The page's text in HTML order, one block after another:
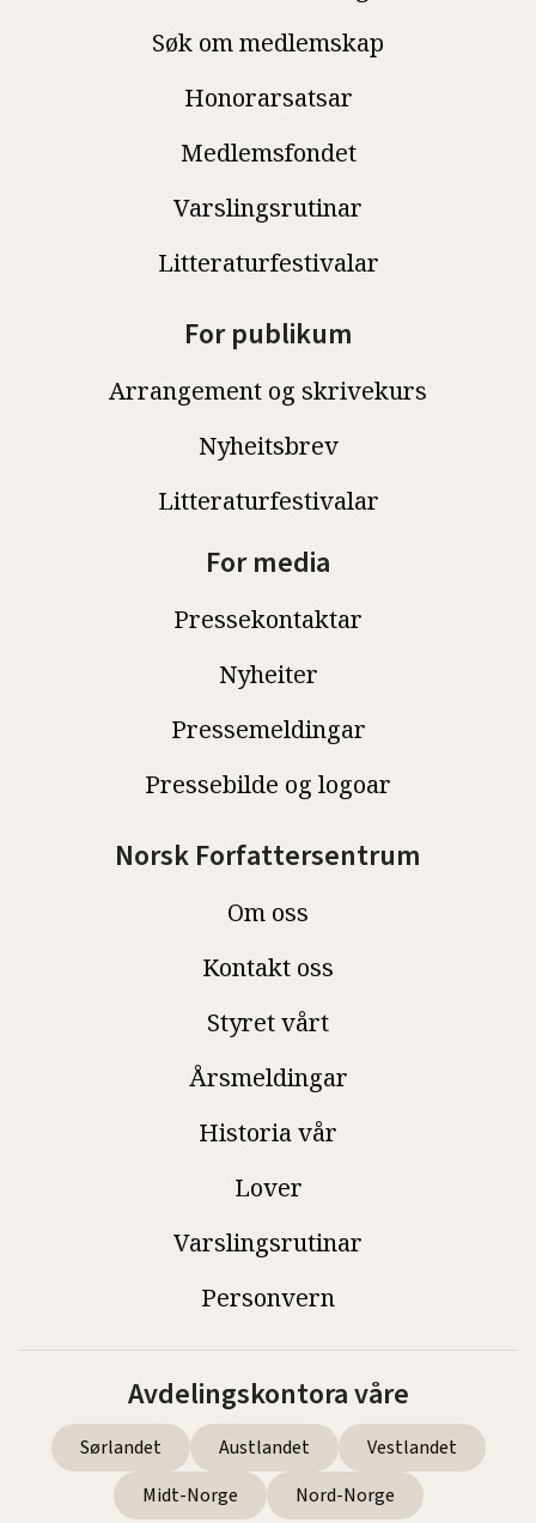
Søk om medlemskap
Honorarsatsar
Medlemsfondet
Varslingsrutinar
Litteraturfestivalar
For publikum
Arrangement og skrivekurs
Nyheitsbrev
Litteraturfestivalar
For media
Pressekontaktar
Nyheiter
Pressemeldingar
Pressebilde og logoar
Norsk Forfattersentrum
Om oss
Kontakt oss
Styret vårt
Årsmeldingar
Historia vår
Lover
Varslingsrutinar
Personvern
Avdelingskontora våre
Sørlandet Austlandet
Vestlandet
Midt-Norge
Nord-Norge